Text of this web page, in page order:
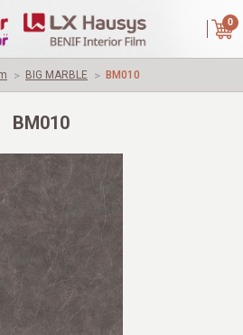
ไทย English
REGISTER
0
> BIG MARBLE > BM010
BM010